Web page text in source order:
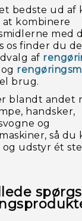
bedste ud af
kombinere
med
os finder du
af
brug.
blandt andet
handsker,
og
så du
og udstyr ét